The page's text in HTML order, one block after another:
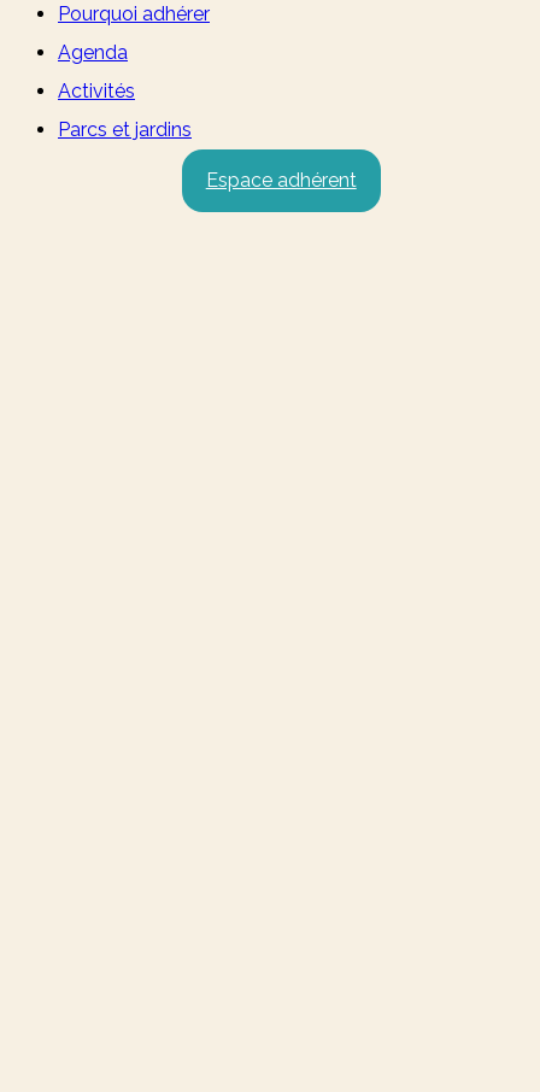
Pourquoi adhérer
Agenda
Activités
Parcs et jardins
Espace adhérent